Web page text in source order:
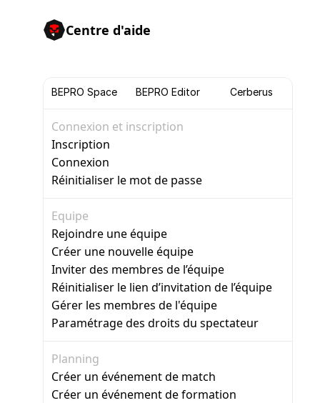
Centre d'aide
BEPRO Space BEPRO Editor Cerberus
Connexion et inscription
Inscription
Connexion
Réinitialiser le mot de passe
Equipe
Rejoindre une équipe
Créer une nouvelle équipe
Inviter des membres de l’équipe
Réinitialiser le lien d’invitation de l’équipe
Gérer les membres de l'équipe
Paramétrage des droits du spectateur
Planning
Créer un événement de match
Créer un événement de formation